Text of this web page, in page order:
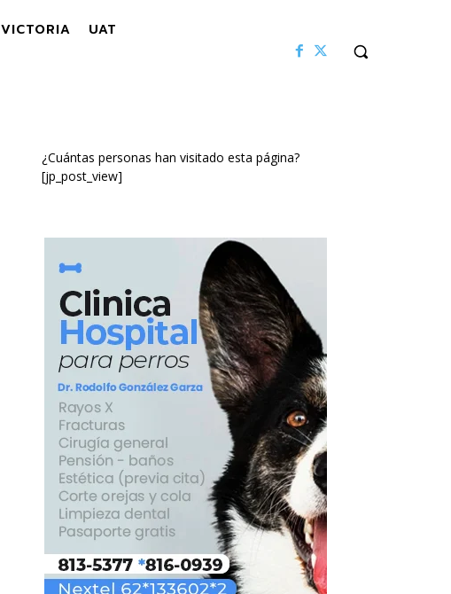
VICTORIA UAT
¿Cuántas personas han visitado esta página?
[jp_post_view]